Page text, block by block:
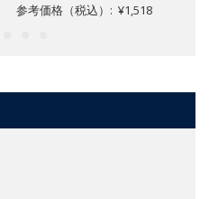
参考価格（税込）: ¥1,518